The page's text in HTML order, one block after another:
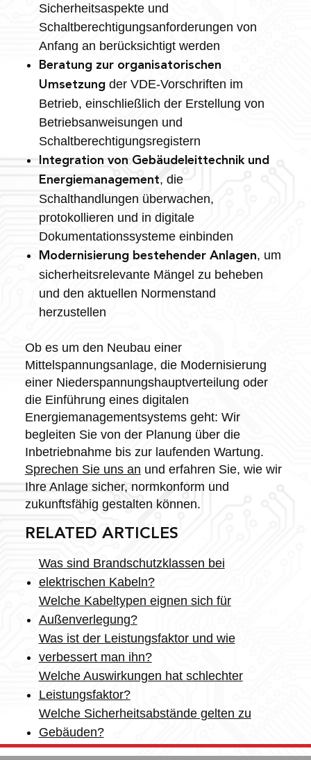
Sicherheitsaspekte und
Schaltberechtigungsanforderungen von
Anfang an berücksichtigt werden
Beratung zur organisatorischen
Umsetzungder VDE-Vorschriften im
Betrieb, einschließlich der Erstellung von
Betriebsanweisungen und
Schaltberechtigungsregistern
Integration von Gebäudeleittechnik und
Energiemanagement, die
Schalthandlungen überwachen,
protokollieren und in digitale
Dokumentationssysteme einbinden
Modernisierung bestehender Anlagen, um
sicherheitsrelevante Mängel zu beheben
und den aktuellen Normenstand
herzustellen
Ob es um den Neubau einer
Mittelspannungsanlage, die Modernisierung
einer Niederspannungshauptverteilung oder
die Einführung eines digitalen
Energiemanagementsystems geht: Wir
begleiten Sie von der Planung über die
Inbetriebnahme bis zur laufenden Wartung.
Sprechen Sie uns an und erfahren Sie, wie wir
Ihre Anlage sicher, normkonform und
zukunftsfähig gestalten können.
RELATED ARTICLES
Was sind Brandschutzklassen bei
elektrischen Kabeln?
Welche Kabeltypen eignen sich für
Außenverlegung?
Was ist der Leistungsfaktor und wie
verbessert man ihn?
Welche Auswirkungen hat schlechter
Leistungsfaktor?
Welche Sicherheitsabstände gelten zu
Gebäuden?